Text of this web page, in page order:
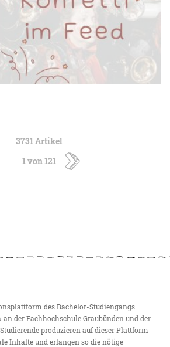
3731 Artikel
1 von 121
des Bachelor-Studiengangs
der Fachhochschule Graubünden und der
produzieren auf dieser Plattform
Inhalte und erlangen so die nötige